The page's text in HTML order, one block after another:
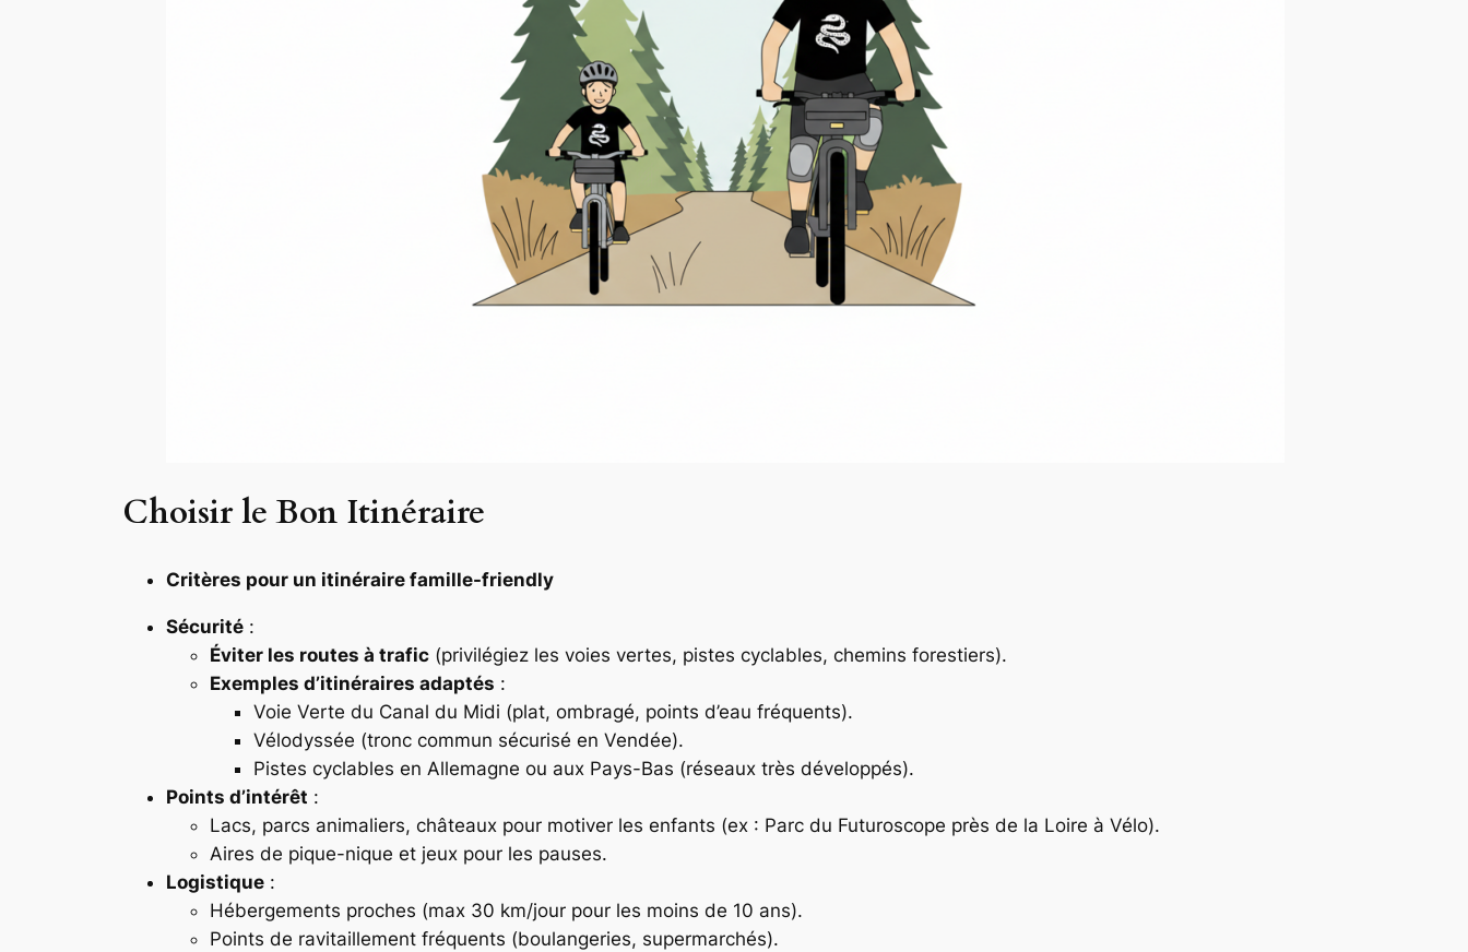
Choisir le Bon Itinéraire
Critères pour un itinéraire famille-friendly
Sécurité :
Éviter les routes à trafic (privilégiez les voies vertes, pistes cyclables, chemins forestiers).
Exemples d’itinéraires adaptés :
Voie Verte du Canal du Midi (plat, ombragé, points d’eau fréquents).
Vélodyssée (tronc commun sécurisé en Vendée).
Pistes cyclables en Allemagne ou aux Pays-Bas (réseaux très développés).
Points d’intérêt :
Lacs, parcs animaliers, châteaux pour motiver les enfants (ex : Parc du Futuroscope près de la Loire à Vélo).
Aires de pique-nique et jeux pour les pauses.
Logistique :
Hébergements proches (max 30 km/jour pour les moins de 10 ans).
Points de ravitaillement fréquents (boulangeries, supermarchés).